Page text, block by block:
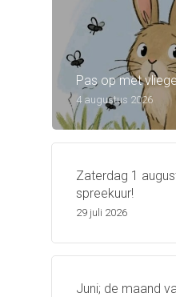
Pas op met
4 augustus 2026
Zaterdag 1
spreekuur!
29 juli 2026
Juni; de maand